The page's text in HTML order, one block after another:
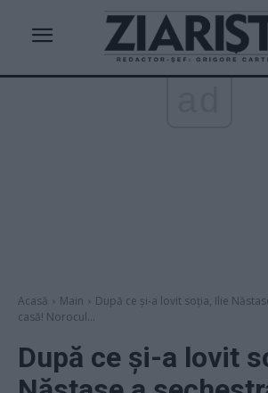
Acasă Main
După ce și-a lovit soția, Ilie
casă! Norocul...
După ce și-a lovit